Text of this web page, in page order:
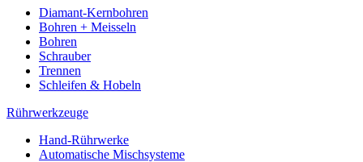
Diamant-Kernbohren
Bohren + Meisseln
Bohren
Schrauber
Trennen
Schleifen & Hobeln
Rührwerkzeuge
Hand-Rührwerke
Automatische Mischsysteme